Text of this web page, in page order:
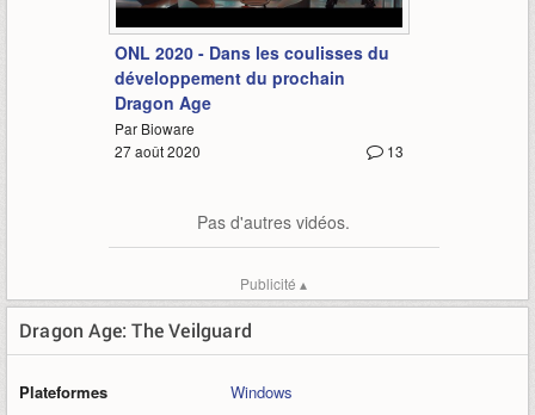
4:10
ONL 2020 - Dans les coulisses du
développement du prochain
Dragon Age
Par Bioware
13
27 août 2020
Pas d'autres vidéos.
Publicité ▴
Dragon Age: The Veilguard
Plateformes
Windows